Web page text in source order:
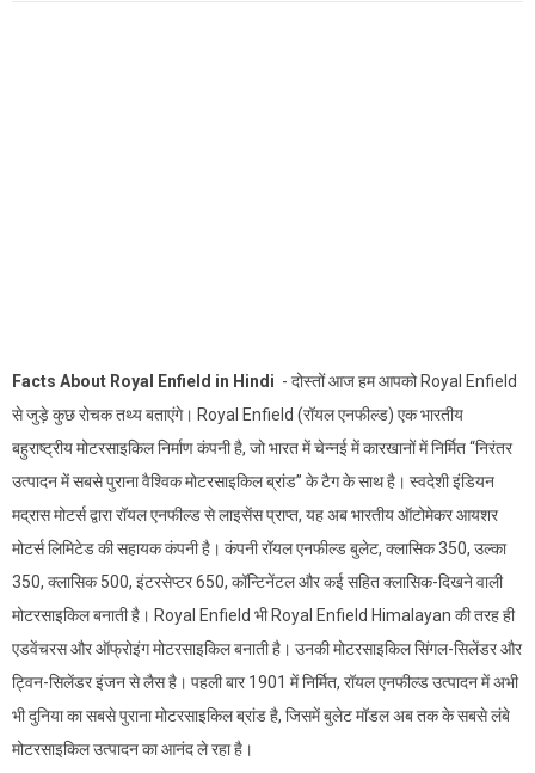
Facts About Royal Enfield in Hindi - दोस्तों आज हम आपको Royal Enfield
से जुड़े कुछ रोचक तथ्य बताएंगे। Royal Enfield (रॉयल एनफील्ड) एक भारतीय
बहुराष्ट्रीय मोटरसाइकिल निर्माण कंपनी है, जो भारत में चेन्नई में कारखानों में निर्मित “निरंतर
उत्पादन में सबसे पुराना वैश्विक मोटरसाइकिल ब्रांड” के टैग के साथ है। स्वदेशी इंडियन
मद्रास मोटर्स द्वारा रॉयल एनफील्ड से लाइसेंस प्राप्त, यह अब भारतीय ऑटोमेकर आयशर
मोटर्स लिमिटेड की सहायक कंपनी है। कंपनी रॉयल एनफील्ड बुलेट, क्लासिक 350, उल्का
350, क्लासिक 500, इंटरसेप्टर 650, कॉन्टिनेंटल और कई सहित क्लासिक-दिखने वाली
मोटरसाइकिल बनाती है। Royal Enfield भी Royal Enfield Himalayan की तरह ही
एडवेंचरस और ऑफ्रोइंग मोटरसाइकिल बनाती है। उनकी मोटरसाइकिल सिंगल-सिलेंडर और
ट्विन-सिलेंडर इंजन से लैस है। पहली बार 1901 में निर्मित, रॉयल एनफील्ड उत्पादन में अभी
भी दुनिया का सबसे पुराना मोटरसाइकिल ब्रांड है, जिसमें बुलेट मॉडल अब तक के सबसे लंबे
मोटरसाइकिल उत्पादन का आनंद ले रहा है।